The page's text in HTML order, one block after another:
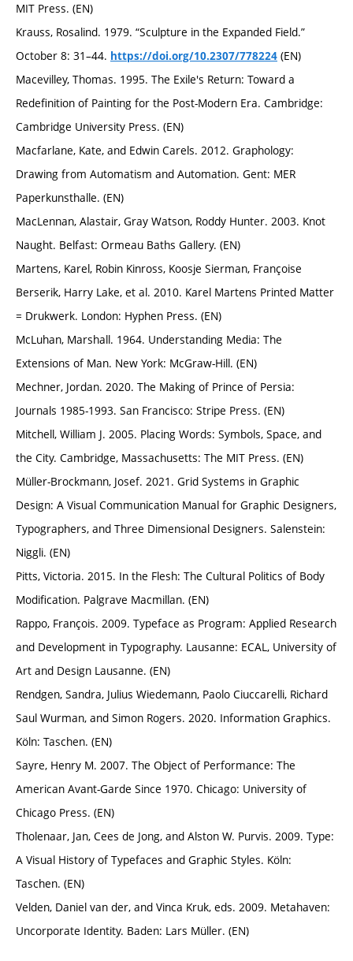
MIT Press. (EN)
Krauss, Rosalind. 1979. “Sculpture in the Expanded Field.”
October 8: 31–44. https://doi.org/10.2307/778224 (EN)
Macevilley, Thomas. 1995. The Exile's Return: Toward a
Redefinition of Painting for the Post-Modern Era. Cambridge:
Cambridge University Press. (EN)
Macfarlane, Kate, and Edwin Carels. 2012. Graphology:
Drawing from Automatism and Automation. Gent: MER
Paperkunsthalle. (EN)
MacLennan, Alastair, Gray Watson, Roddy Hunter. 2003. Knot
Naught. Belfast: Ormeau Baths Gallery. (EN)
Martens, Karel, Robin Kinross, Koosje Sierman, Françoise
Berserik, Harry Lake, et al. 2010. Karel Martens Printed Matter
= Drukwerk. London: Hyphen Press. (EN)
McLuhan, Marshall. 1964. Understanding Media: The
Extensions of Man. New York: McGraw-Hill. (EN)
Mechner, Jordan. 2020. The Making of Prince of Persia:
Journals 1985-1993. San Francisco: Stripe Press. (EN)
Mitchell, William J. 2005. Placing Words: Symbols, Space, and
the City. Cambridge, Massachusetts: The MIT Press. (EN)
Müller-Brockmann, Josef. 2021. Grid Systems in Graphic
Design: A Visual Communication Manual for Graphic Designers,
Typographers, and Three Dimensional Designers. Salenstein:
Niggli. (EN)
Pitts, Victoria. 2015. In the Flesh: The Cultural Politics of Body
Modification. Palgrave Macmillan. (EN)
Rappo, François. 2009. Typeface as Program: Applied Research
and Development in Typography. Lausanne: ECAL, University of
Art and Design Lausanne. (EN)
Rendgen, Sandra, Julius Wiedemann, Paolo Ciuccarelli, Richard
Saul Wurman, and Simon Rogers. 2020. Information Graphics.
Köln: Taschen. (EN)
Sayre, Henry M. 2007. The Object of Performance: The
American Avant-Garde Since 1970. Chicago: University of
Chicago Press. (EN)
Tholenaar, Jan, Cees de Jong, and Alston W. Purvis. 2009. Type:
A Visual History of Typefaces and Graphic Styles. Köln:
Taschen. (EN)
Velden, Daniel van der, and Vinca Kruk, eds. 2009. Metahaven:
Uncorporate Identity. Baden: Lars Müller. (EN)